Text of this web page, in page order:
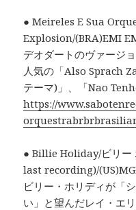
● Meireles E Sua
Explosion/(BRA)EMI
デオダートのヴァージ
人気の「Also Sprach
テーマ)」、「Nao
https://
● Billie Holiday/ビリー
last recording)/
ビリー・ホリディが「
い」と望んだレイ・エ